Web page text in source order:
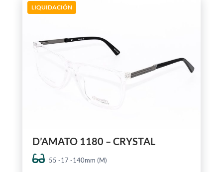
LIQUIDACIÓN
D’AMATO 1180 – CRYSTAL
55 -17 -140mm (M)